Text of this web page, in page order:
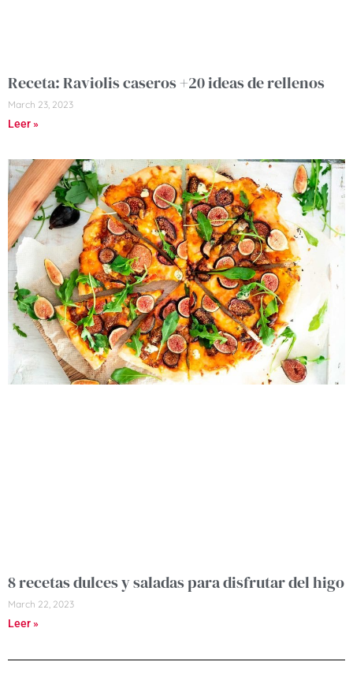
Receta: Raviolis caseros +20 ideas de rellenos
March 23, 2023
Leer »
8 recetas dulces y saladas para disfrutar del higo
March 22, 2023
Leer »